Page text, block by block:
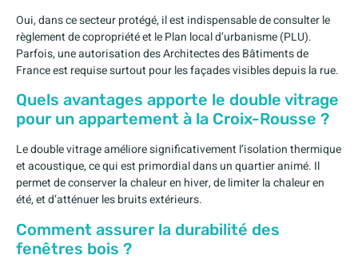
Oui, dans ce secteur protégé, il est indispensable de consulter le
règlement de copropriété et le Plan local d’urbanisme (PLU).
Parfois, une autorisation des Architectes des Bâtiments de
France est requise surtout pour les façades visibles depuis la rue.
Quels avantages apporte le double vitrage
pour un appartement à la Croix-Rousse ?
Le double vitrage améliore significativement l’isolation thermique
et acoustique, ce qui est primordial dans un quartier animé. Il
permet de conserver la chaleur en hiver, de limiter la chaleur en
été, et d’atténuer les bruits extérieurs.
Comment assurer la durabilité des
fenêtres bois ?